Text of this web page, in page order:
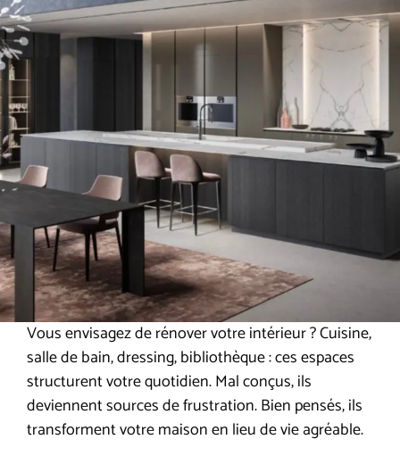
Vous envisagez de rénover votre intérieur ? Cuisine,
salle de bain, dressing, bibliothèque : ces espaces
structurent votre quotidien. Mal conçus, ils
deviennent sources de frustration. Bien pensés, ils
transforment votre maison en lieu de vie agréable.